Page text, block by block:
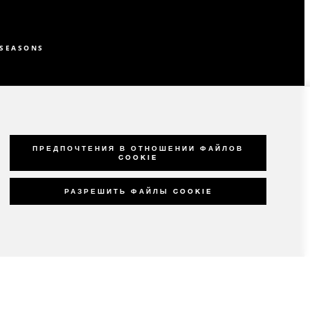
ПРЕДПОЧТЕНИЯ В ОТНОШЕНИИ ФАЙЛОВ
COOKIE
РАЗРЕШИТЬ ФАЙЛЫ COOKIE